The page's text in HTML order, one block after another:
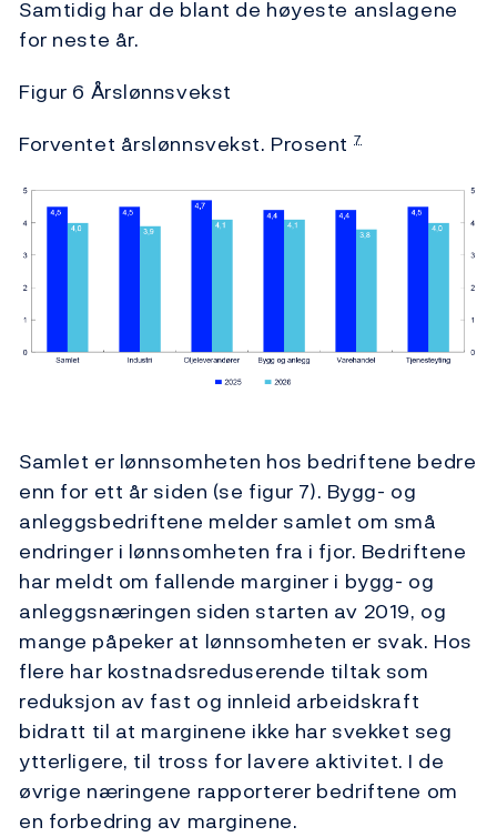
Samtidig har de blant de høyeste anslagene
for neste år.
Figur 6 Årslønnsvekst
Forventet årslønnsvekst. Prosent 7
Samlet er lønnsomheten hos bedriftene bedre
enn for ett år siden (se figur 7). Bygg- og
anleggsbedriftene melder samlet om små
endringer i lønnsomheten fra i fjor. Bedriftene
har meldt om fallende marginer i bygg- og
anleggsnæringen siden starten av 2019, og
mange påpeker at lønnsomheten er svak. Hos
flere har kostnadsreduserende tiltak som
reduksjon av fast og innleid arbeidskraft
bidratt til at marginene ikke har svekket seg
ytterligere, til tross for lavere aktivitet. I de
øvrige næringene rapporterer bedriftene om
en forbedring av marginene.